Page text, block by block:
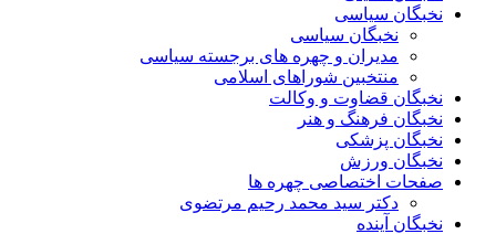
نخبگان سیاسی
نخبگان سیاسی
مدیران و چهره های برجسته سیاسی
منتخبین شوراهای اسلامی
نخبگان قضاوت و وکالت
نخبگان فرهنگ و هنر
نخبگان پزشکی
نخبگان ورزش
صفحات اختصاصی چهره ها
دکتر سید محمد رحیم مرتضوی
نخبگان آینده